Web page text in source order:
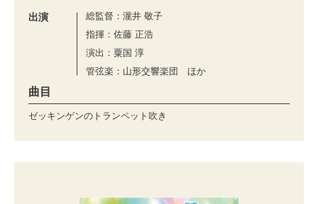
出演
総監督：瀧井 敬子
指揮：佐藤 正浩
演出：粟国 淳
管弦楽：山形交響楽団 ほか
曲目
ゼッキンゲンのトランペット吹き